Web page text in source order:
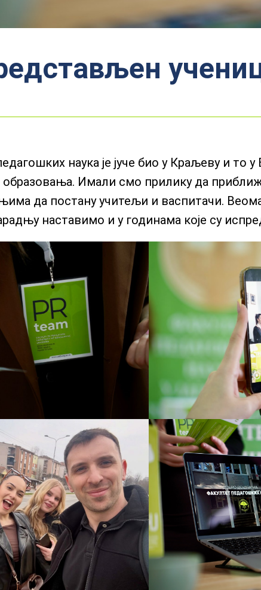
наука је јуче био у Краљеву и
образовања. Имали смо прилику да
да постану учитељи и васпитачи.
наставимо и у годинама које су